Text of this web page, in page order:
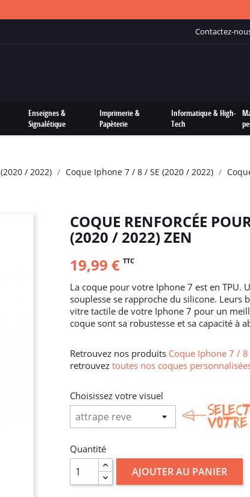
Contactez-
Enseignes &
Signalétique
Imprimerie &
Papèterie
Informatique & High-
Tech
/ 2022) Coque Iphone 7 / 8 / SE (2020 / 2022)
COQUE RENFORCÉE
(2020 / 2022) ZEN
19,99 € TTC
La coque pour votre Iphone 7 est en TPU.
souplesse se rapproche du silicone. Leurs
vitre tactile de votre Iphone 7 pour un
coque sont sa robustesse et sa capacité à
Retrouvez nos produits Coque Iphone 7 /
retrouvez toutes nos coques
Choisissez votre visuel
Quantité
AJOUTER AU PANIER